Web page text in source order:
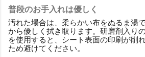
普段のお手入れは優しく
汚れた場合は、柔らかい布をぬるま湯
から優しく拭き取ります。研磨剤入り
を使用すると、シート表面の印刷が削
ため避けてください。